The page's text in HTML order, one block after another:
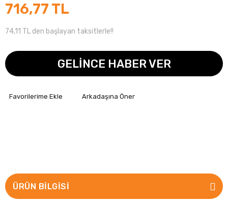
716,77 TL
74,11 TL den başlayan taksitlerle!!
GELİNCE HABER VER
Arkadaşına Öner
ÜRÜN BILGISI